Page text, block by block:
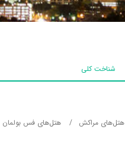
شناخت کلی
هتل‌های مراكش هتل‌های فس بولمان